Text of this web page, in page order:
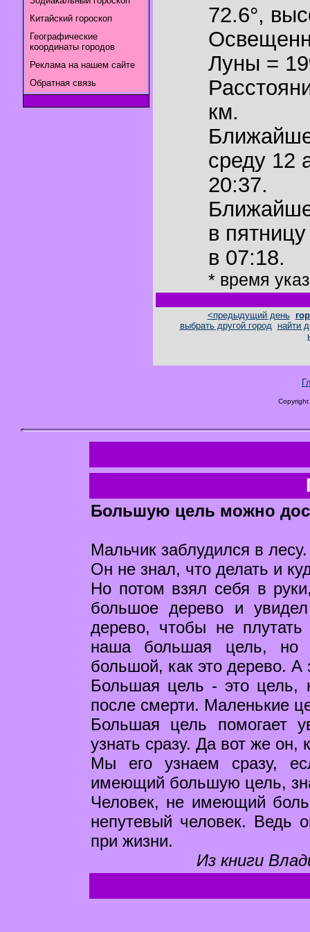
Китайский гороскоп
Географические
координаты городов
Реклама на нашем сайте
Обратная связь
72.6°,
Луны =
км.
среду 12
20:37.
в
в 07:18.
* время
<предыдущий день
выбрать другой город
найти
Большую цель можно
Мальчик заблудился в лесу.
Он не знал, что делать и
Но потом взял себя в
большое дерево и
дерево, чтобы не
наша большая цель, но
большой, как это дерево. А
Большая цель - это цель,
после смерти. Маленькие
Большая цель помогает
узнать сразу. Да вот же он,
Мы его узнаем сразу,
имеющий большую цель,
Человек, не имеющий
непутевый человек. Ведь
при жизни.
Из книги